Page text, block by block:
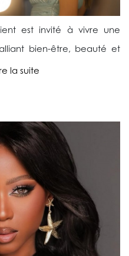
est invité à vivre une
bien-être, beauté et
la suite